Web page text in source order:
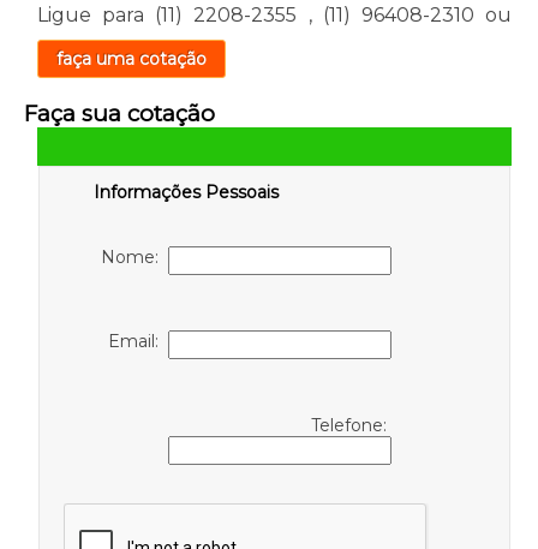
Ligue para (11) 2208-2355 , (11) 96408-2310 ou
faça uma cotação
Faça sua cotação
Informações Pessoais
Nome:
Email:
Telefone: